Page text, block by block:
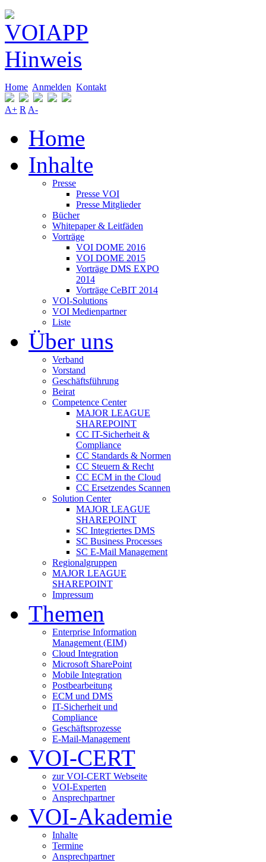
Home Anmelden Kontakt
A+ R A-
Home
Inhalte
Presse
Presse VOI
Presse Mitglieder
Bücher
Whitepaper & Leitfäden
Vorträge
VOI DOME 2016
VOI DOME 2015
Vorträge DMS EXPO
2014
Vorträge CeBIT 2014
VOI-Solutions
VOI Medienpartner
Liste
Über uns
Verband
Vorstand
Geschäftsführung
Beirat
Competence Center
MAJOR LEAGUE
SHAREPOINT
CC IT-Sicherheit &
Compliance
CC Standards & Normen
CC Steuern & Recht
CC ECM in the Cloud
CC Ersetzendes Scannen
Solution Center
MAJOR LEAGUE
SHAREPOINT
SC Integriertes DMS
SC Business Processes
SC E-Mail Management
Regionalgruppen
MAJOR LEAGUE
SHAREPOINT
Impressum
Themen
Enterprise Information
Management (EIM)
Cloud Integration
Microsoft SharePoint
Mobile Integration
Postbearbeitung
ECM und DMS
IT-Sicherheit und
Compliance
Geschäftsprozesse
E-Mail-Management
VOI-CERT
zur VOI-CERT Webseite
VOI-Experten
Ansprechpartner
VOI-Akademie
Inhalte
Termine
Ansprechpartner